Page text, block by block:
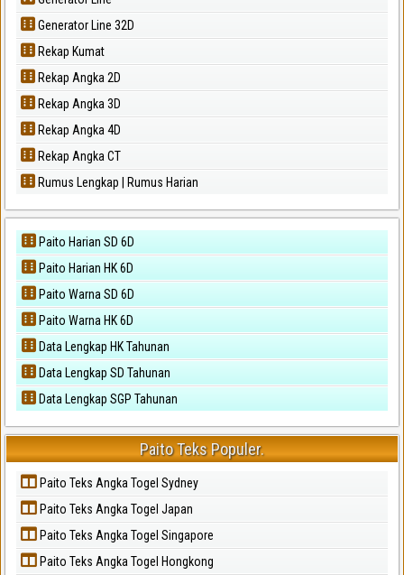
Generator Line 32D
Rekap Kumat
Rekap Angka 2D
Rekap Angka 3D
Rekap Angka 4D
Rekap Angka CT
Rumus Lengkap | Rumus Harian
Paito Harian SD 6D
Paito Harian HK 6D
Paito Warna SD 6D
Paito Warna HK 6D
Data Lengkap HK Tahunan
Data Lengkap SD Tahunan
Data Lengkap SGP Tahunan
Paito Teks Populer.
Paito Teks Angka Togel Sydney
Paito Teks Angka Togel Japan
Paito Teks Angka Togel Singapore
Paito Teks Angka Togel Hongkong